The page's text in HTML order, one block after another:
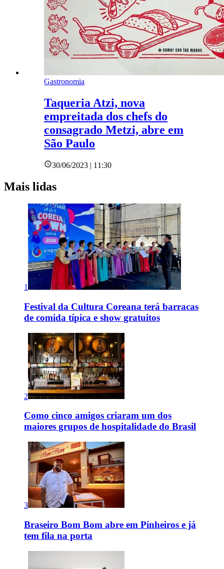
Gastronomia
Taqueria Atzi, nova
empreitada dos chefs do
consagrado Metzi, abre em
São Paulo
30/06/2023 | 11:30
Mais lidas
1
Festival da Cultura Coreana terá barracas
de comida típica e show gratuitos
2
Como cinco amigos criaram um dos
maiores grupos de hospitalidade do Brasil
3
Braseiro Bom Bom abre em Pinheiros e já
tem fila na porta